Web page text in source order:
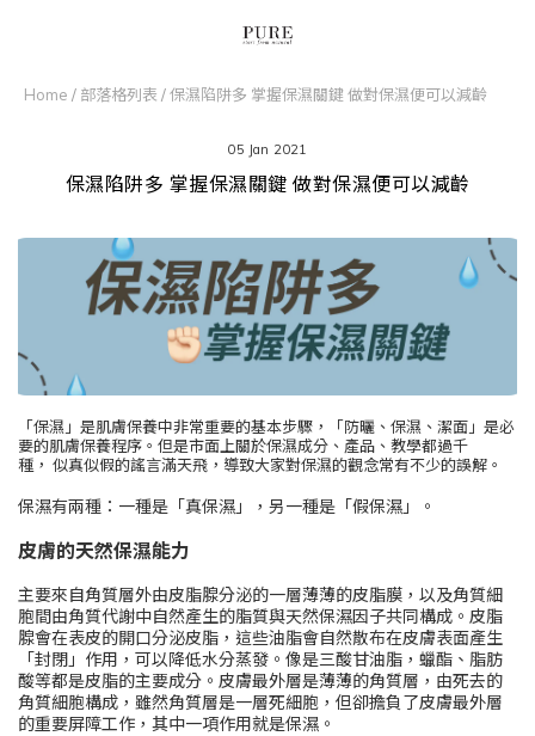
Home / 部落格列表 /保濕陷阱多 掌握保濕關鍵 做對保濕便可以減齡
05 Jan 2021
保濕陷阱多 掌握保濕關鍵 做對保濕便可以減齡
「保濕」是肌膚保養中非常重要的基本步驟，「防曬、保濕、 潔面」是必
要的肌膚保養程序。但是市面上關於保濕成分、產品、教學都過千
種， 似真似假的謠言滿天飛，導致大家對保濕的觀念常有不少的誤解。
保濕有兩種：一種是「真保濕」，另一種是「假保濕」。
皮膚的天然保濕能力
主要來自角質層外由皮脂腺分泌的一層薄薄的皮脂膜，以及角質細
胞間由角質代謝中自然產生的脂質與天然保濕因子共同構成。皮脂
腺會在表皮的開口分泌皮脂，這些油脂會自然散布在皮膚表面產生
「封閉」作用，可以降低水分蒸發。像是三酸甘油脂，蠟酯、脂肪
酸等都是皮脂的主要成分。皮膚最外層是薄薄的角質層，由死去的
角質細胞構成，雖然角質層是一層死細胞，但卻擔負了皮膚最外層
的重要屏障工作，其中一項作用就是保濕。